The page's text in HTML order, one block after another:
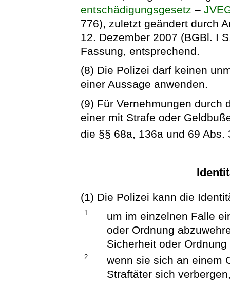
entschädigungsgesetz –
776), zuletzt geändert durch
12. Dezember 2007 (BGBl. I
Fassung, entsprechend.
(8) Die Polizei darf keinen
einer Aussage anwenden.
(9) Für Vernehmungen durch
einer mit Strafe oder
die §§ 68a, 136a und 69 Abs.
(1) Die Polizei kann die
1.
um im einzelnen Falle
oder Ordnung
Sicherheit oder
2.
wenn sie sich an einem
Straftäter sich